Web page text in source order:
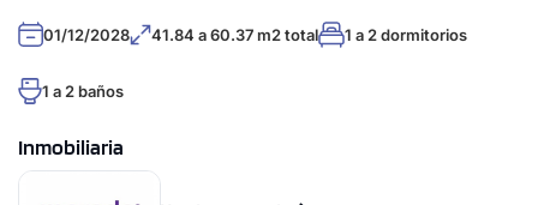
01/12/2028 41.84 a 60.37 m2 total 1 a 2 dormitorios
1 a 2 baños
Inmobiliaria